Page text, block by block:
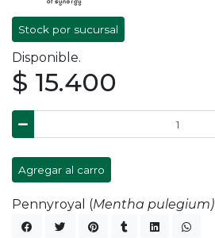
Stock por sucursal
Disponible.
$ 15.400
Agregar al carro
Pennyroyal (Mentha pulegium)